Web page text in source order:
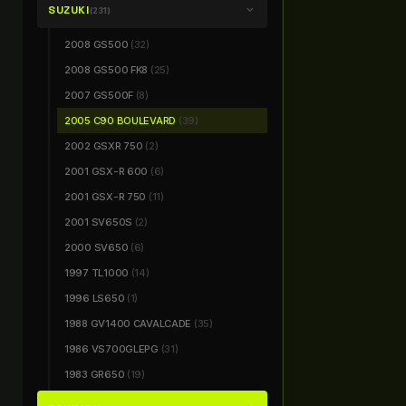
SUZUKI(231) chevron_right
2008 GS500 (32)
2008 GS500 FK8 (25)
2007 GS500F (8)
2005 C90 BOULEVARD (39)
2002 GSXR 750 (2)
2001 GSX-R 600 (6)
2001 GSX-R 750 (11)
2001 SV650S (2)
2000 SV650 (6)
1997 TL1000 (14)
1996 LS650 (1)
1988 GV1400 CAVALCADE (35)
1986 VS700GLEPG (31)
1983 GR650 (19)